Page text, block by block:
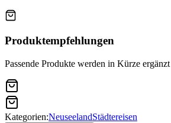
Produktempfehlungen
Passende Produkte werden in Kürze ergänzt
Kategorien:NeuseelandStädtereisen